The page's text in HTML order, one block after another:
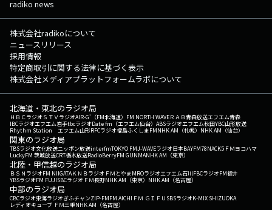
radiko news
株式会社radikoについて
ニュースリリース
採用情報
特定商取引に関する法律に基づく表示
株式会社メディアプラットフォームラボについて
北海道・東北のラジオ局
ＨＢＣラジオＳＴＶラジオAIR-G'（FM北海道） FM NORTH WAVEＲＡＢ青森放送エフエム青森
IBCラジオエフエム岩手tbcラジオDate fm（エフエム仙台） ABSラジオエフエム秋田YBC山形放送
Rhythm Station エフエム山形RFCラジオ福島ふくしまFMNHK AM（札幌） NHK AM（仙台）
関東のラジオ局
TBSラジオ文化放送ニッポン放送interfmTOKYO FMJ-WAVEラジオ日本BAYFM78NACK5 ＦＭヨコハマ
LuckyFM 茨城放送CRT栃木放送RadioBerryFM GUNMANHK AM（東京）
北陸・甲信越のラジオ局
ＢＳＮラジオFM NIIGATAＫＮＢラジオ ＦＭとやまMROラジオエフエム石川FBCラジオFM福井
YBSラジオFM FUJISBCラジオ ＦＭ長野NHK AM（東京） NHK AM（名古屋）
中部のラジオ局
CBCラジオ東海ラジオぎふチャンZIP-FMFM AICHI ＦＭ ＧＩＦＵ SBSラジオK-MIX SHIZUOKA
レディオキューブ ＦＭ三重NHK AM（名古屋）